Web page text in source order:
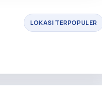
LOKASI TERPOPULER